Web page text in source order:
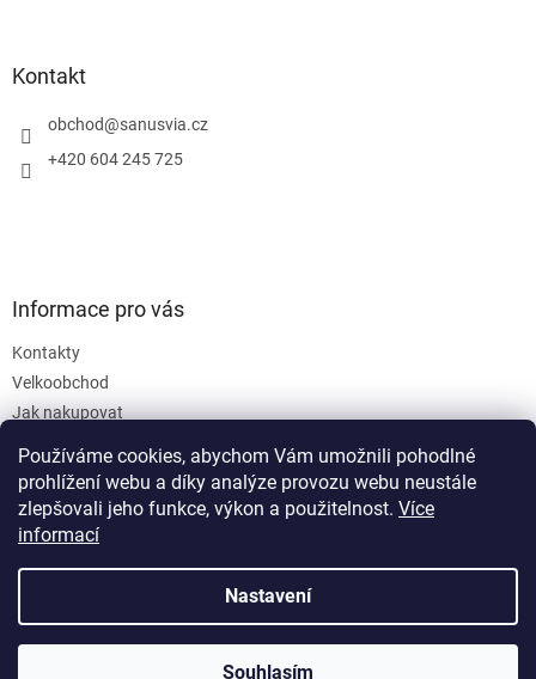
Používáme cookies, abychom Vám umožnili pohodlné
prohlížení webu a díky analýze provozu webu neustále
zlepšovali jeho funkce, výkon a použitelnost. Více
informací
Nastavení
Souhlasím
Kontakt
obchod@sanusvia.cz
+420 604 245 725
Informace pro vás
Kontakty
Velkoobchod
Jak nakupovat
Podmínky ochrany osobních údajů
Vytvořil Shoptet
SanusVia. Všechna práva vyhrazena.